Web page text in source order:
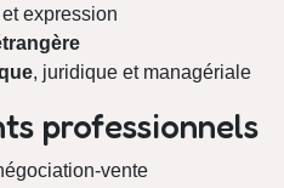
expression
, juridique et managériale
professionnels
vente